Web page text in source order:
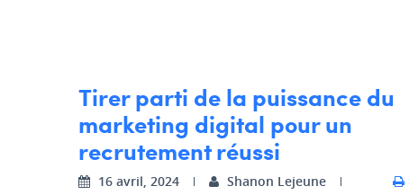
Tirer parti de la puissance du
marketing digital pour un
recrutement réussi
16 avril, 2024 Shanon Lejeune